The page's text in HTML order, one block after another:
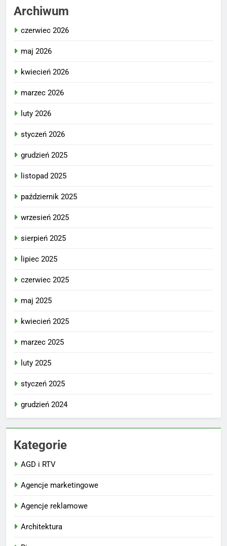
Archiwum
czerwiec 2026
maj 2026
kwiecień 2026
marzec 2026
luty 2026
styczeń 2026
grudzień 2025
listopad 2025
październik 2025
wrzesień 2025
sierpień 2025
lipiec 2025
czerwiec 2025
maj 2025
kwiecień 2025
marzec 2025
luty 2025
styczeń 2025
grudzień 2024
Kategorie
AGD i RTV
Agencje marketingowe
Agencje reklamowe
Architektura